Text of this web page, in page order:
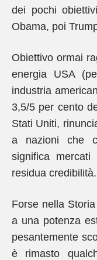
dei pochi
Obama, poi
Obiettivo ormai
energia USA
industria
3,5/5 per cento
Stati Uniti,
a nazioni che
significa
residua credibilità.
Forse nella
a una potenza
pesantemente
è rimasto